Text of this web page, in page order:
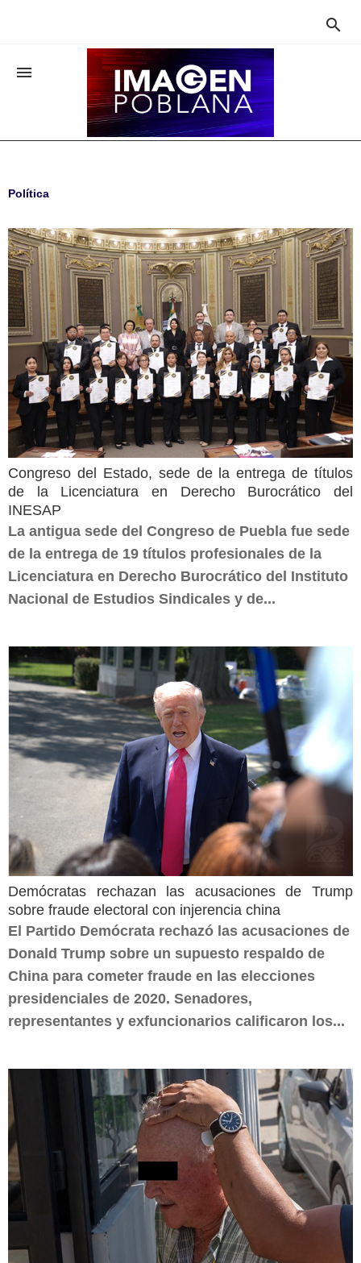


Política
Congreso del Estado, sede de la entrega de títulos
de la Licenciatura en Derecho Burocrático del
INESAP
La antigua sede del Congreso de Puebla fue sede
de la entrega de 19 títulos profesionales de la
Licenciatura en Derecho Burocrático del Instituto
Nacional de Estudios Sindicales y de...
Demócratas rechazan las acusaciones de Trump
sobre fraude electoral con injerencia china
El Partido Demócrata rechazó las acusaciones de
Donald Trump sobre un supuesto respaldo de
China para cometer fraude en las elecciones
presidenciales de 2020. Senadores,
representantes y exfuncionarios calificaron los...